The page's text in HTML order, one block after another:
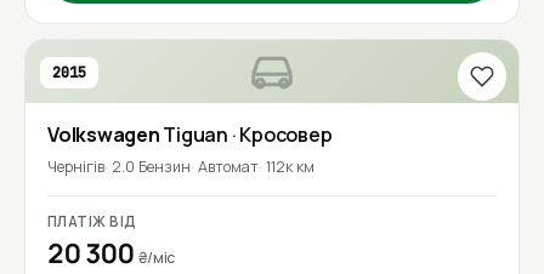
2015
VolkswagenTiguan · Кросовер
Чернігів 2.0 Бензин Автомат 112к км
ПЛАТІЖ ВІД
20 300 ₴/міс